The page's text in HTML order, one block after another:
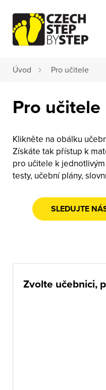
Úvod Pro učitele
Pro učitele
Klikněte na obálku
Získáte tak přístup k
pro učitele k
testy, učební plány,
SLEDUJTE
Zvolte učebnici,